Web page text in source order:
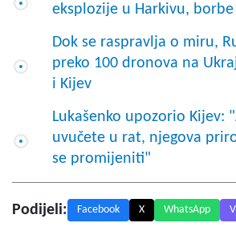
eksplozije u Harkivu,
Dok se raspravlja o miru,
preko 100 dronova na
i Kijev
Lukašenko upozorio Kijev:
uvučete u rat, njegova
se promijeniti"
Podijeli: Facebook X WhatsApp